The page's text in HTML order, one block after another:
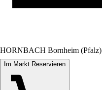
HORNBACH Bornheim (Pfalz)
Im Markt Reservieren